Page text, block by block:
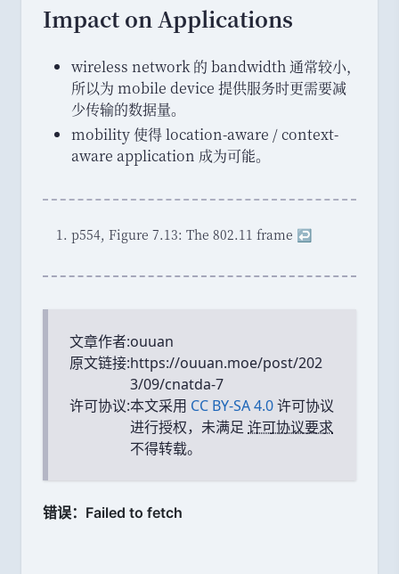
Impact on Applications
wireless network 的 bandwidth 通常较小，
所以为 mobile device 提供服务时更需要减
少传输的数据量。
mobility 使得 location-aware / context-
aware application 成为可能。
p554, Figure 7.13: The 802.11 frame ↩
文章作者:ouuan
原文链接:https://ouuan.moe/post/202
3/09/cnatda-7
许可协议:本文采用 CC BY-SA 4.0许可协议
进行授权，未满足 许可协议要求
不得转载。